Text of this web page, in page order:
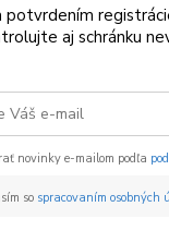
potvrdením
aj schránku
novinky e-mailom podľa
so spracovaním osobných